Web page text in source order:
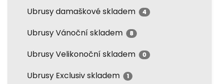
Ubrusy damaškové skladem 4
Ubrusy Vánoční skladem 8
Ubrusy Velikonoční skladem 0
Ubrusy Exclusiv skladem 1